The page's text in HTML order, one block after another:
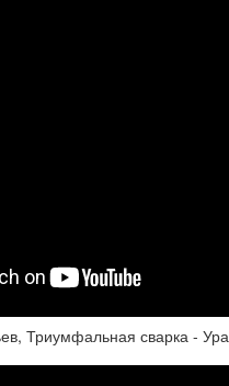
Триумфальная сварка -